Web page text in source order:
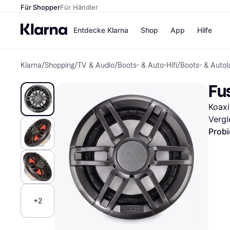
Für ShopperFür Händler
Entdecke Klarna
Zahlungsmethoden
Bezahle in 3
Teilzahlungen
Bezahle in bis zu 30
Tagen
Ratenzahlung
Shop
Shops
H&M
Temu
App Hilfe
Klarna/Shopping/TV & Audio/Boots- & Auto-Hifi/Boots- &
+2